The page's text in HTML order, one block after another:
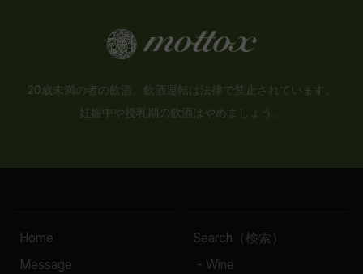
20歳未満の者の飲酒、飲酒運転は法律で禁止されています。
妊娠中や授乳期の飲酒はやめましょう。
Home
Message
Search（検索）
- Wine